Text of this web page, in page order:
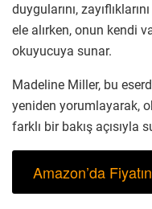
duygularını,
ele alırken, onun kendi
okuyucuya sunar.
Madeline Miller, bu
yeniden yorumlayarak,
farklı bir bakış açısıyla
Amazon’da